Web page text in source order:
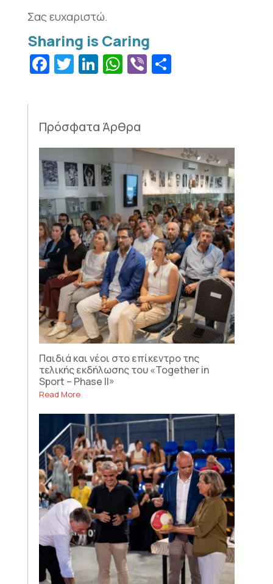
Σας ευχαριστώ.
Facebook
Twitter
LinkedIn
WhatsApp
Viber
Πρόσφατα Άρθρα
Παιδιά και νέοι στο επίκεντρο της
τελικής εκδήλωσης του «Together in
Sport – Phase II»
Read More